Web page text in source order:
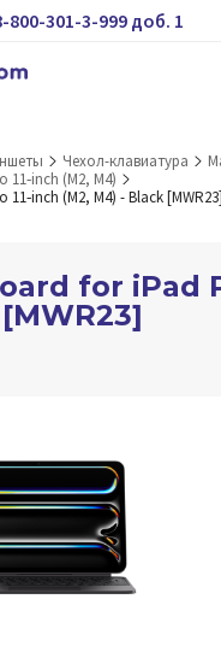
800-301-3-999 доб. 1
Чехол-клавиатура
11‑inch (M2, M4)
(M2, M4) - Black [MWR23]
for iPad